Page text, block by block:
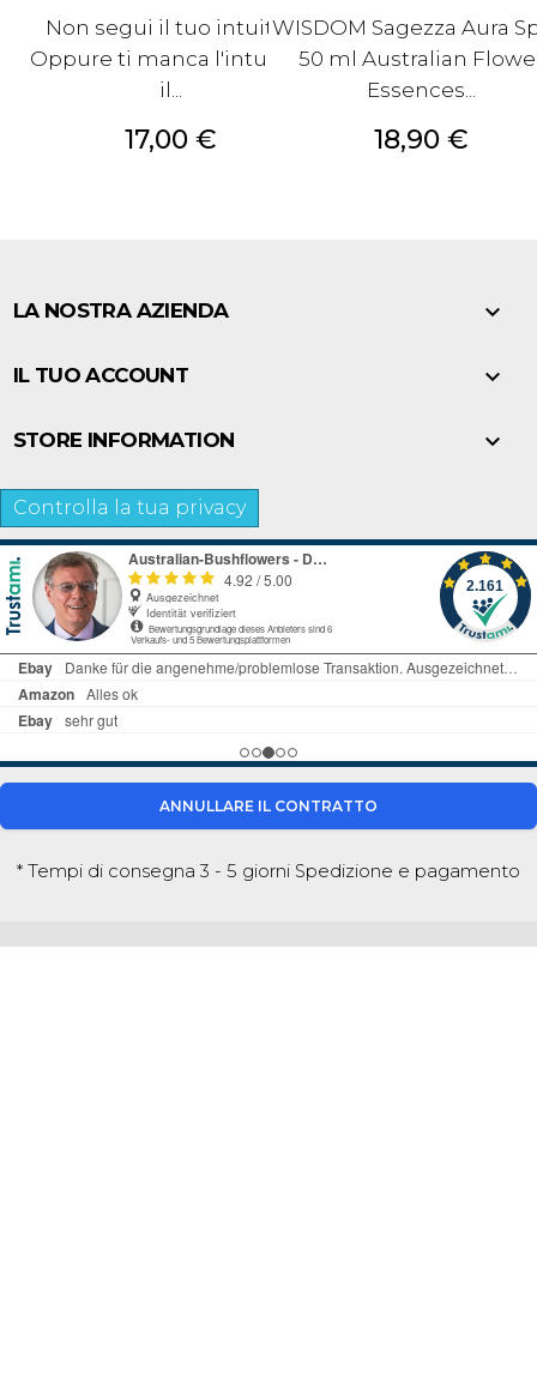
Non segui il tuo intuito?
Oppure ti manca l'intuito e
il...
Prezzo
17,00 €
WISDOM Sagezza Aura
50 ml Australian
Essences...
Prezzo
18,90 €
LA NOSTRA AZIENDA 
IL TUO ACCOUNT 
STORE INFORMATION 
Controlla la tua privacy
ANNULLARE IL CONTRATTO
* Tempi di consegna 3 - 5 giorni Spedizione e pagamento